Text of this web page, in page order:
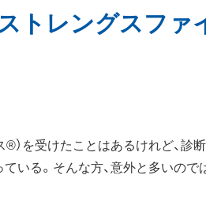
トレングスファ
）を受けたことはあるけれど、診
いる。そんな方、意外と多いので